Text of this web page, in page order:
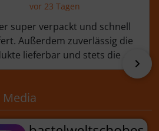
vor 23 Tagen
super verpackt und schnell
Außerdem zuverlässig die
lieferbar und stets die ...
vor
Media